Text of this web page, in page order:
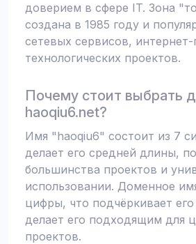
доверием в сфере IT. Зона
создана в 1985 году и
сетевых сервисов,
технологических проектов.
Почему стоит выбрать
haoqiu6.net?
Имя "haoqiu6" состоит из 7
делает его средней длины,
большинства проектов и
использовании. Доменное
цифры, что подчёркивает
делает его подходящим для
проектов.